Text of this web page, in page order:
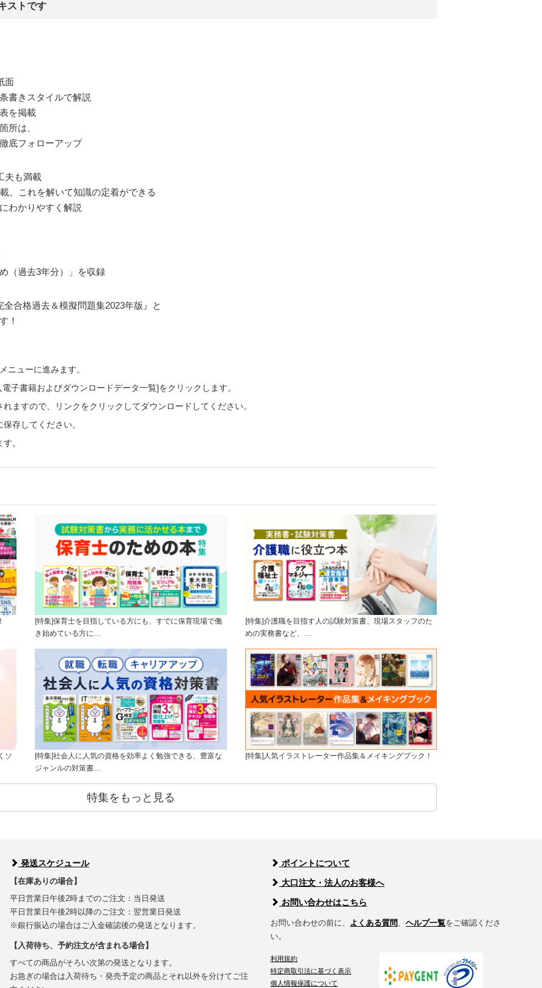
ストです
面
書きスタイルで解説
を掲載
所は、
底フォローアップ
夫も満載
。これを解いて知識の定着ができる
わかりやすく解説
（過去3年分）」を収録
合格過去＆模擬問題集2023年版』と
！
ニューに進みます。
子書籍およびダウンロードデータ一覧]をクリックします。
ますので、リンクをクリックしてダウンロードしてください。
存してください。
。
[特集]保育士を目指している方にも、すでに保育現場で働
き始めている方に…
[特集]介護職を目指す人の試験対策書、現場スタッフのた
めの実務書など、…
ソ
[特集]社会人に人気の資格を効率よく勉強できる、豊富な
ジャンルの対策書…
[特集]人気イラストレーター作品集＆メイキングブック！
特集をもっと見る
発送スケジュール
【在庫ありの場合】
平日営業日午後2時までのご注文：当日発送
平日営業日午後2時以降のご注文：翌営業日発送
※銀行振込の場合はご入金確認後の発送となります。
【入荷待ち、予約注文が含まれる場合】
すべての商品がそろい次第の発送となります。
お急ぎの場合は入荷待ち・発売予定の商品とそれ以外を分けてご注
ポイントについて
大口注文・法人のお客様へ
お問い合わせはこちら
お問い合わせの前に、 よくある質問 、ヘルプ一覧をご確認くださ
い。
利用規約
特定商取引法に基づく表示
個人情報保護について